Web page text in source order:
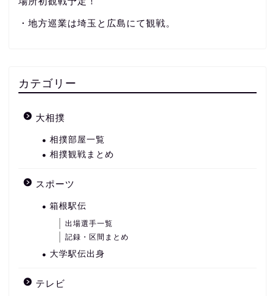
・地方巡業は埼玉と広島にて観戦。
カテゴリー
大相撲
相撲部屋一覧
相撲観戦まとめ
スポーツ
箱根駅伝
出場選手一覧
記録・区間まとめ
大学駅伝出身
テレビ